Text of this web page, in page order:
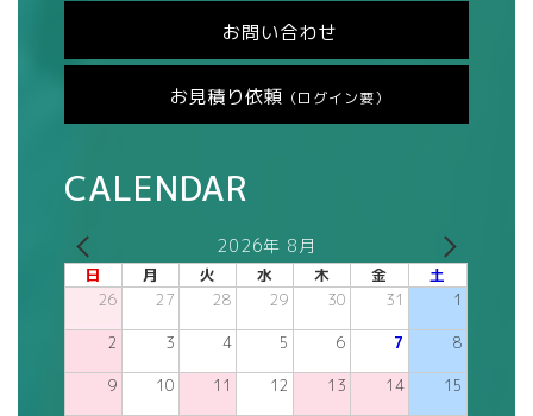
お問い合わせ
お見積り依頼 （ログイン要）
CALENDAR
2026年 8月
日 月 火 水 木 金 土
26 27 28 29 30 31 1
2 3 4 5 6 7 8
9 10 11 12 13 14 15